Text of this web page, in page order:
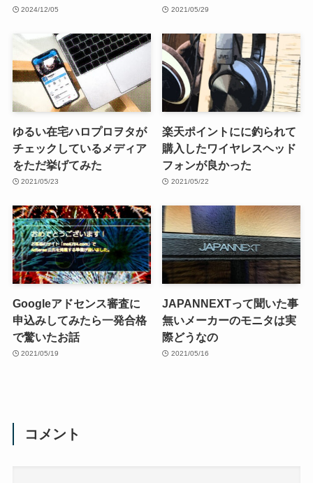
2024/12/05 2021/05/29
ゆるい在宅ハロプロヲタが
チェックしているメディア
をただ挙げてみた
2021/05/23
楽天ポイントにに釣られて
購入したワイヤレスヘッド
フォンが良かった
2021/05/22
Googleアドセンス審査に
申込みしてみたら一発合格
で驚いたお話
2021/05/19
JAPANNEXTって聞いた事
無いメーカーのモニタは実
際どうなの
2021/05/16
コメント